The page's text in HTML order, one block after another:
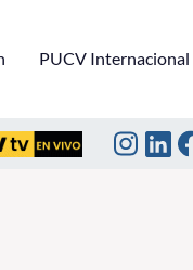
PUCV Internacional